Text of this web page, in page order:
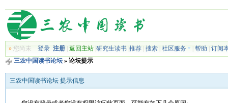
»您尚未 登录 注册| 返回主站| 研究生读书| 推荐| 搜索| 社区服务 帮助
订阅
三农中国读书论坛» 论坛提示
三农中国读书论坛 提示信息